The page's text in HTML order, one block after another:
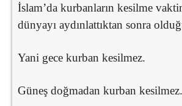
İslam’da kurbanların kesilme
dünyayı aydınlattıktan sonra
Yani gece kurban kesilmez.
Güneş doğmadan kurban kesilmez.